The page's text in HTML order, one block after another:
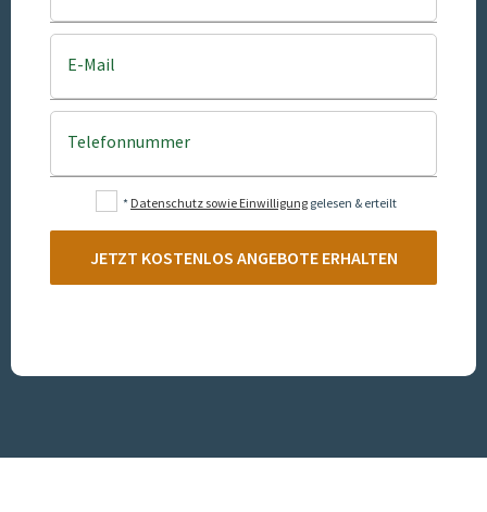
E-Mail
Telefonnummer
* Datenschutz sowie Einwilligung gelesen & erteilt
JETZT KOSTENLOS ANGEBOTE ERHALTEN